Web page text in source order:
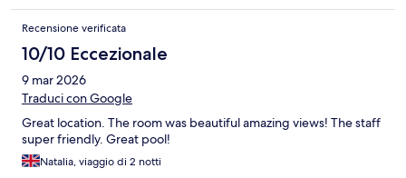
Recensione verificata
10/10 Eccezionale
9 mar 2026
Traduci con Google
Great location. The room was beautiful amazing views! The staff
super friendly. Great pool!
Natalia, viaggio di 2 notti